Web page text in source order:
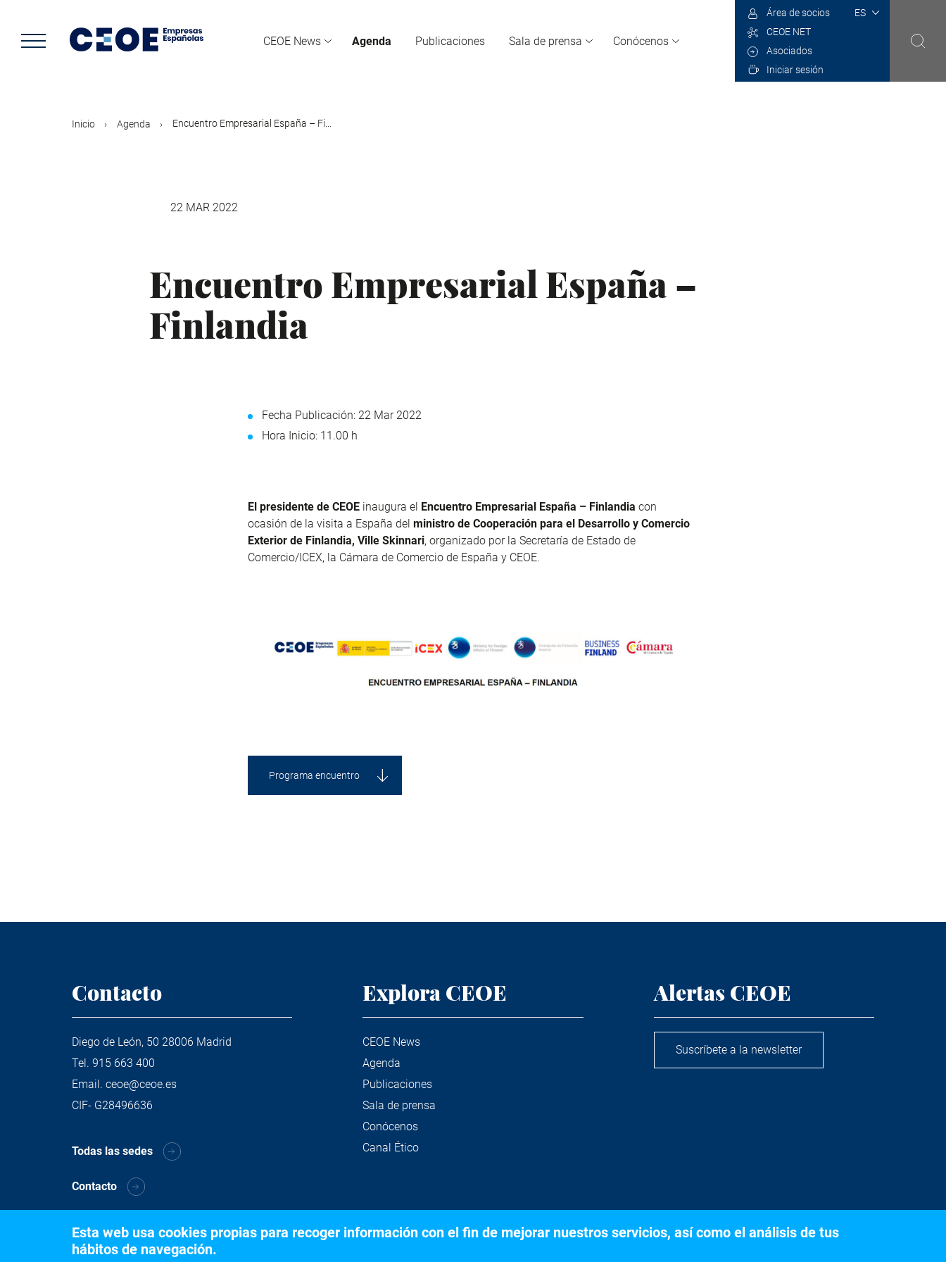
contenido
principal
CEOE News Agenda Publicaciones Sala de prensa Conócenos
Select
Área de socios
CEOE NET
Asociados
Iniciar sesión
Inicio Agenda Encuentro Empresarial España – Fi...
22 MAR 2022
Encuentro Empresarial España –
Finlandia
Fecha Publicación: 22 Mar 2022
Hora Inicio: 11.00 h
El presidente de CEOE inaugura el Encuentro Empresarial España – Finlandia con
ocasión de la visita a España del ministro de Cooperación para el Desarrollo y Comercio
Exterior de Finlandia, Ville Skinnari, organizado por la Secretaría de Estado de
Comercio/ICEX, la Cámara de Comercio de España y CEOE.
Programa encuentro
Contacto
Diego de León, 50 28006 Madrid
Tel. 915 663 400
Email. ceoe@ceoe.es
CIF- G28496636
Todas las sedes
Contacto
Explora CEOE
CEOE News
Agenda
Publicaciones
Sala de prensa
Conócenos
Canal Ético
Alertas CEOE
Suscríbete a la newsletter
Esta web usa cookies propias para recoger información con el fin de mejorar nuestros servicios, así como el análisis de tus
hábitos de navegación.